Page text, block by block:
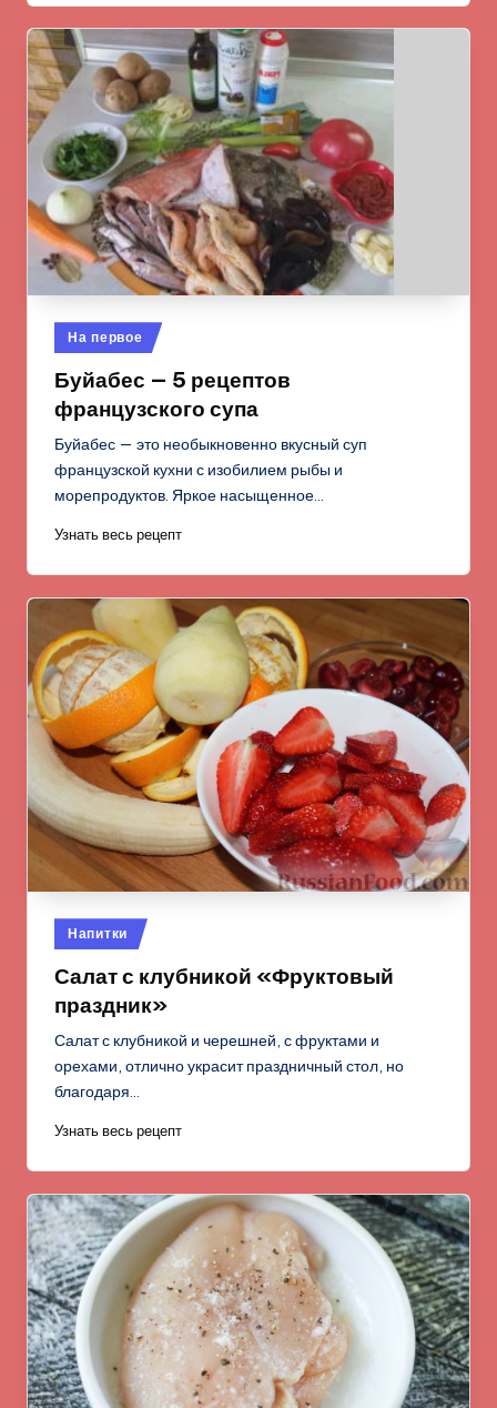
Опубликовано
в
На первое
Буйабес — 5 рецептов
французского супа
Буйабес — это необыкновенно вкусный суп
французской кухни с изобилием рыбы и
морепродуктов. Яркое насыщенное…
Узнать весь рецепт
Опубликовано
в
Напитки
Салат с клубникой «Фруктовый
праздник»
Салат с клубникой и черешней, с фруктами и
орехами, отлично украсит праздничный стол, но
благодаря…
Узнать весь рецепт